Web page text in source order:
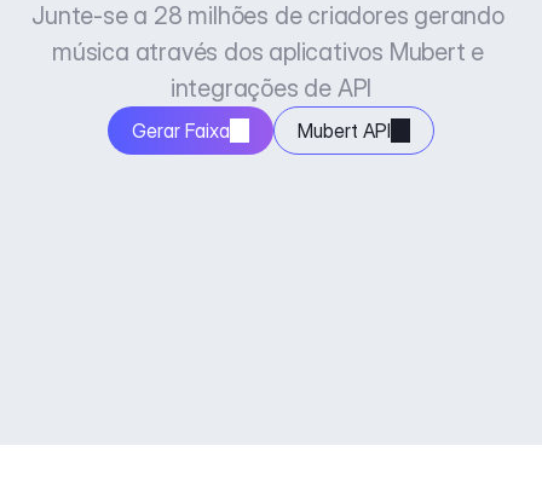
Junte-se a 28 milhões de criadores gerando
música através dos aplicativos Mubert e
integrações de API
Gerar Faixa Mubert API